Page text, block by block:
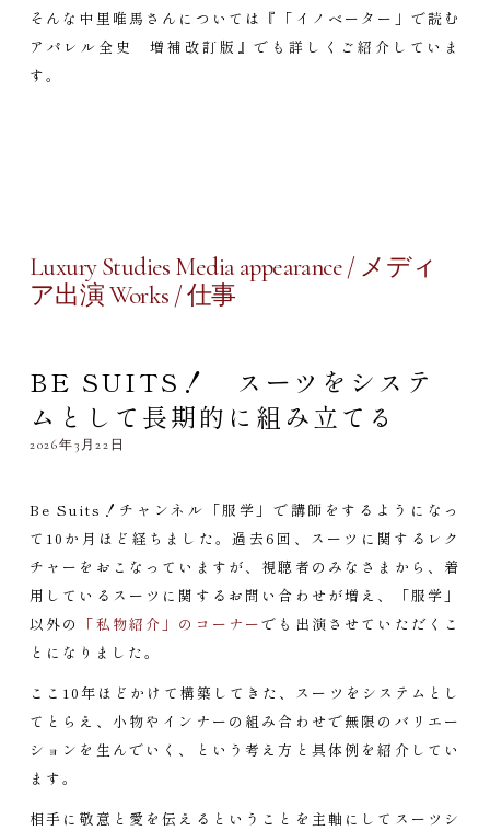
そんな中里唯馬さんについては『「イノベーター」で読む
アパレル全史 増補改訂版』でも詳しくご紹介していま
す。
Luxury Studies Media appearance / メディ
ア出演 Works / 仕事
BE SUITS！ スーツをシステ
ムとして長期的に組み立てる
2026年3月22日
Be Suits！チャンネル「服学」で講師をするようになっ
て10か月ほど経ちました。過去6回、スーツに関するレク
チャーをおこなっていますが、視聴者のみなさまから、着
用しているスーツに関するお問い合わせが増え、「服学」
以外の
「私物紹介」のコーナーでも出演させていただくこ
とになりました。
ここ10年ほどかけて構築してきた、スーツをシステムとし
てとらえ、小物やインナーの組み合わせで無限のバリエー
ションを生んでいく、という考え方と具体例を紹介してい
ます。
相手に敬意と愛を伝えるということを主軸にしてスーツシ